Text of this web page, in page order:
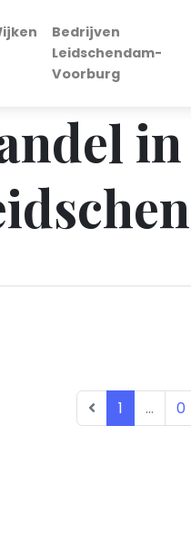
Bedrijven
Leidschendam-
Voorburg
1 ... 0